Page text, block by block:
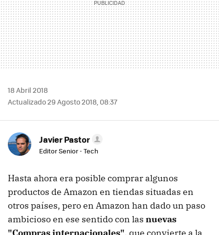
18 Abril 2018
Actualizado 29 Agosto 2018, 08:37
Javier Pastor
Editor Senior - Tech
Hasta ahora era posible comprar algunos
productos de Amazon en tiendas situadas en
otros países, pero en Amazon han dado un paso
ambicioso en ese sentido con las nuevas
"Compras internacionales", que convierte a la